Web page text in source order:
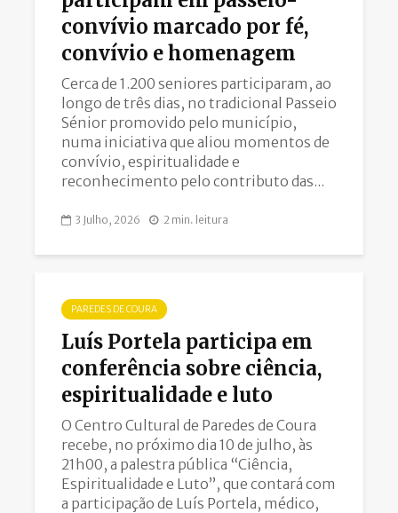
convívio marcado por fé,
convívio e homenagem
Cerca de 1.200 seniores participaram, ao
longo de três dias, no tradicional Passeio
Sénior promovido pelo município,
numa iniciativa que aliou momentos de
convívio, espiritualidade e
reconhecimento pelo contributo das...
3 Julho, 2026 2 min. leitura
PAREDES DE COURA
Luís Portela participa em
conferência sobre ciência,
espiritualidade e luto
O Centro Cultural de Paredes de Coura
recebe, no próximo dia 10 de julho, às
21h00, a palestra pública “Ciência,
Espiritualidade e Luto”, que contará com
a participação de Luís Portela, médico,